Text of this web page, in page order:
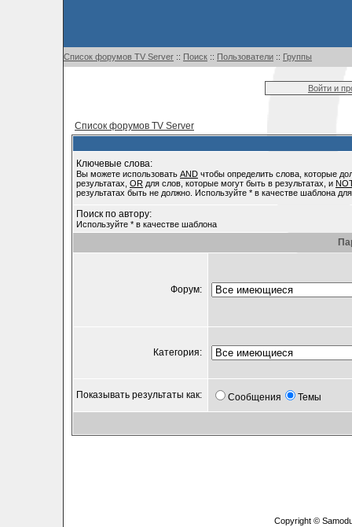
Список форумов TV Server :: Поиск :: Пользователи :: Группы
Войти и
Список форумов TV Server
Ключевые слова:
Вы можете использовать AND чтобы определить слова, которые
результатах, OR для слов, которые могут быть в результатах, и
результатах быть не должно. Используйте * в качестве шаблона
Поиск по автору:
Используйте * в качестве шаблона
Форум:
Категория:
Показывать результаты как: Сообщения Темы
Copyright ©